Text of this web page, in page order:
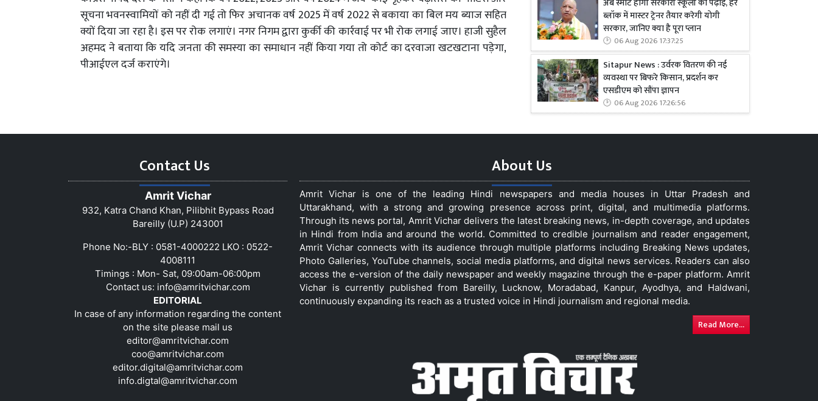
सूचना भवनस्वामियों को नहीं दी गई तो फिर अचानक वर्ष 2025 में वर्ष 2022 से बकाया का बिल मय ब्याज सहित
क्यों दिया जा रहा है। इस पर रोक लगाएं। नगर निगम द्वारा कुर्की की कार्रवाई पर भी रोक लगाई जाए। हाजी सुहैल
अहमद ने बताया कि यदि जनता की समस्या का समाधान नहीं किया गया तो कोर्ट का दरवाजा खटखटाना पड़ेगा,
पीआईएल दर्ज कराएंगे।
ब्लॉक में मास्टर ट्रेनर तैयार करेगी योगी
सरकार, जानिए क्या है पूरा प्लान
06 Aug 2026 17:37:25
Sitapur News : उर्वरक वितरण की नई
व्यवस्था पर बिफरे किसान, प्रदर्शन कर
एसडीएम को सौंपा ज्ञापन
06 Aug 2026 17:26:56
Contact Us
Amrit Vichar
932, Katra Chand Khan, Pilibhit Bypass Road
Bareilly (U.P) 243001
Phone No:-BLY : 0581-4000222 LKO : 0522-
4008111
Timings : Mon- Sat, 09:00am-06:00pm
Contact us: info@amritvichar.com
EDITORIAL
In case of any information regarding the content
on the site please mail us
editor@amritvichar.com
coo@amritvichar.com
editor.digital@amritvichar.com
info.digtal@amritvichar.com
About Us
Amrit Vichar is one of the leading Hindi newspapers and media houses in Uttar Pradesh and
Uttarakhand, with a strong and growing presence across print, digital, and multimedia platforms.
Through its news portal, Amrit Vichar delivers the latest breaking news, in-depth coverage, and updates
in Hindi from India and around the world. Committed to credible journalism and reader engagement,
Amrit Vichar connects with its audience through multiple platforms including Breaking News updates,
Photo Galleries, YouTube channels, social media platforms, and digital news services. Readers can also
access the e-version of the daily newspaper and weekly magazine through the e-paper platform. Amrit
Vichar is currently published from Bareilly, Lucknow, Moradabad, Kanpur, Ayodhya, and Haldwani,
continuously expanding its reach as a trusted voice in Hindi journalism and regional media.
Read More...